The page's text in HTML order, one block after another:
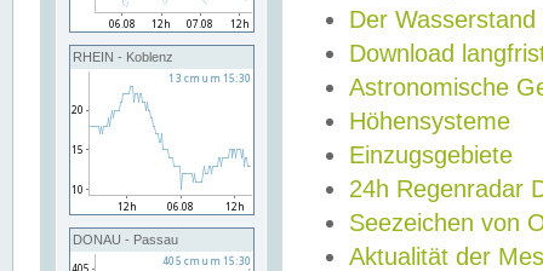
RHEIN - Koblenz
DONAU - Passau
Der Wasserstand
Download
Astronomische
Höhensysteme
Einzugsgebiete
24h Regenradar
Seezeichen von
Aktualität der